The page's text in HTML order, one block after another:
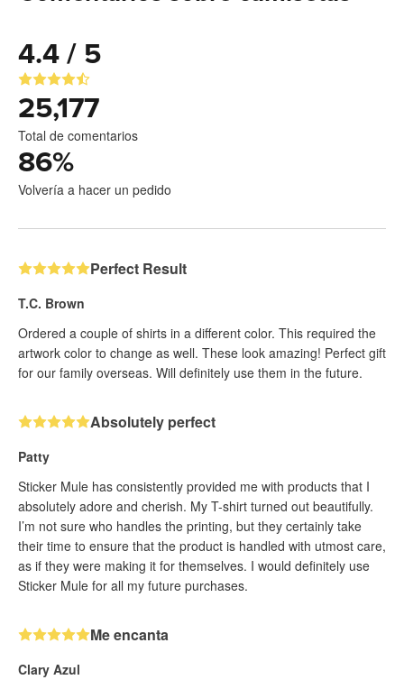
4.4 / 5
25,177
Total de comentarios
86%
Volvería a hacer un pedido
Perfect Result
T.C. Brown
Ordered a couple of shirts in a different color. This required the
artwork color to change as well. These look amazing! Perfect gift
for our family overseas. Will definitely use them in the future.
Absolutely perfect
Patty
Sticker Mule has consistently provided me with products that I
absolutely adore and cherish. My T-shirt turned out beautifully.
I’m not sure who handles the printing, but they certainly take
their time to ensure that the product is handled with utmost care,
as if they were making it for themselves. I would definitely use
Sticker Mule for all my future purchases.
Me encanta
Clary Azul